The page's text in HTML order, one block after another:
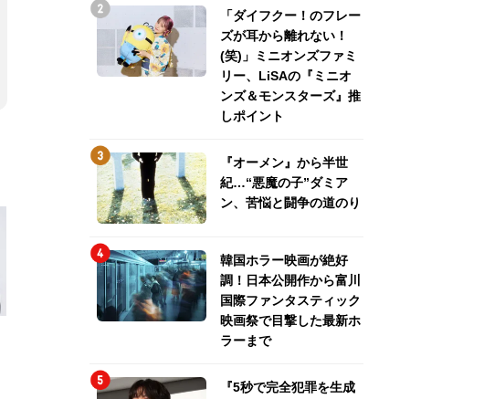
「ダイフクー！のフレー
ズが耳から離れない！
(笑)」ミニオンズファミ
リー、LiSAの『ミニオ
ンズ＆モンスターズ』推
しポイント
『オーメン』から半世
紀…“悪魔の子”ダミア
ン、苦悩と闘争の道のり
韓国ホラー映画が絶好
調！日本公開作から富川
国際ファンタスティック
映画祭で目撃した最新ホ
ラーまで
『5秒で完全犯罪を生成